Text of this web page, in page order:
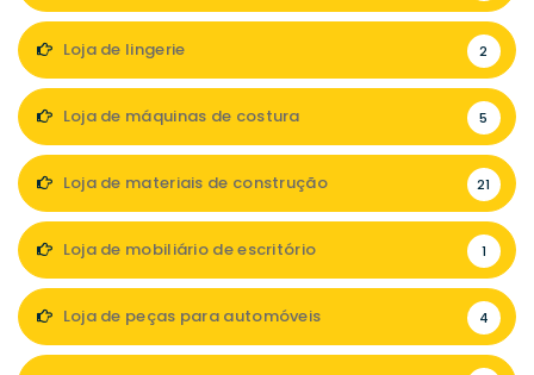
Loja de lingerie 2
Loja de máquinas de costura 5
Loja de materiais de construção 21
Loja de mobiliário de escritório 1
Loja de peças para automóveis 4